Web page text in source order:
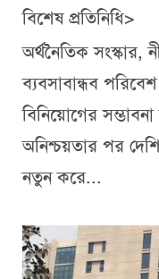
বিশেষ প্রতিনিধি>
অর্থনৈতিক সংস্কার,
ব্যবসাবান্ধব
বিনিয়োগের
অনিশ্চয়তার পর
নতুন করে...